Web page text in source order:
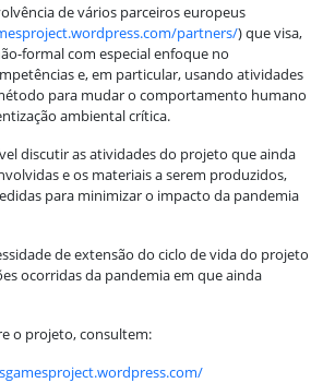
de vários parceiros europeus
partners/) que visa,
formal com especial enfoque no
e, em particular, usando atividades
para mudar o comportamento humano
ambiental crítica.
discutir as atividades do projeto que ainda
e os materiais a serem produzidos,
para minimizar o impacto da pandemia
de extensão do ciclo de vida do projeto
ocorridas da pandemia em que ainda
o projeto, consultem: